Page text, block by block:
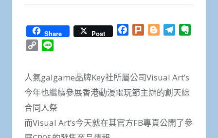
Share Post Facebook
Plurk BloggerTelegram
Copy
人氣galgame品牌Key社所屬公司Visual Art’s
今年也繼續參展香港動漫電玩節主辦的創天綜
合同人祭
而Visual Art’s今天就在其官方FB專頁公開了參